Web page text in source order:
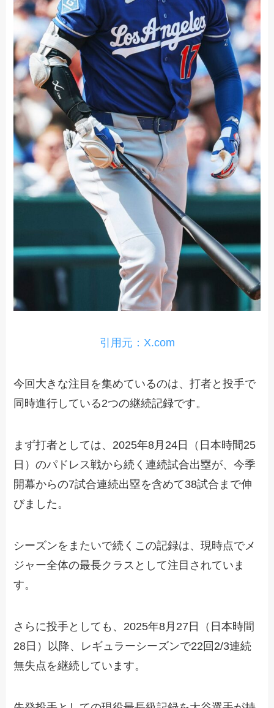
引用元：X.com
今回大きな注目を集めているのは、打者と投手で
同時進行している2つの継続記録です。
まず打者としては、2025年8月24日（日本時間25
日）のパドレス戦から続く連続試合出塁が、今季
開幕からの7試合連続出塁を含めて38試合まで伸
びました。
シーズンをまたいで続くこの記録は、現時点でメ
ジャー全体の最長クラスとして注目されていま
す。
さらに投手としても、2025年8月27日（日本時間
28日）以降、レギュラーシーズンで22回2/3連続
無失点を継続しています。